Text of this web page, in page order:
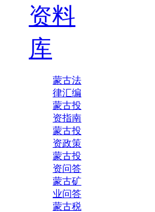
资料
库
蒙古法
律汇编
蒙古投
资指南
蒙古投
资政策
蒙古投
资问答
蒙古矿
业问答
蒙古税